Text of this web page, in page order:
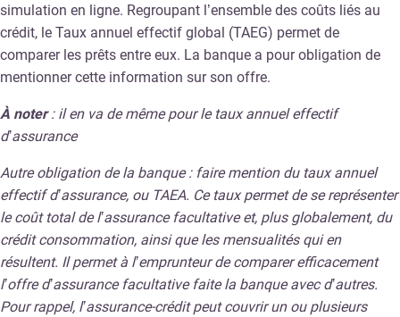
simulation en ligne. Regroupant l’ensemble des coûts liés au
crédit, le Taux annuel effectif global (TAEG) permet de
comparer les prêts entre eux. La banque a pour obligation de
mentionner cette information sur son offre.
À noter: il en va de même pour le taux annuel effectif
d’assurance
Autre obligation de la banque : faire mention du taux annuel
effectif d’assurance, ou TAEA. Ce taux permet de se représenter
le coût total de l’assurance facultative et, plus globalement, du
crédit consommation, ainsi que les mensualités qui en
résultent. Il permet à l’emprunteur de comparer efficacement
l’offre d’assurance facultative faite la banque avec d’autres.
Pour rappel, l’assurance-crédit peut couvrir un ou plusieurs